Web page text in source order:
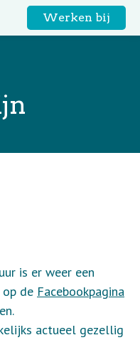
Werken bij
is er weer een
de Facebookpagina
actueel gezellig